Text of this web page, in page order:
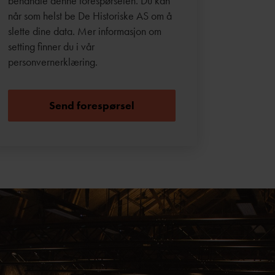
når som helst be De Historiske AS om å
slette dine data. Mer informasjon om
setting finner du i vår
personvernerklæring.